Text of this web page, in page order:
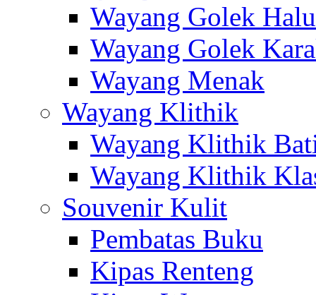
Wayang Golek
Wayang Golek
Wayang Menak
Wayang Klithik
Wayang Klithik
Wayang Klithik
Souvenir Kulit
Pembatas Buku
Kipas Renteng